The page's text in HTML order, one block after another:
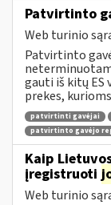
Patvirtinto
Web turinio
Patvirtinto
gauti iš kitų ES
prekes,
patvirtinti gavėjai
patvirtinto gavėjo
Kaip
įregistruoti
Web turinio